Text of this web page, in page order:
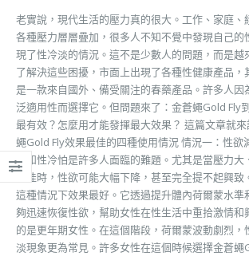
老實說，現代生活的壓力真的很大。工作、家庭
各種壓力層層疊加，很多人不知不覺中發現自己的
現了性冷淡的情況。這不是少數人的問題，而是越
了解決這些困擾，市面上出現了各種性健康產品，
是一款來自國外、備受關注的春藥產品。許多人因
泛適用性而選擇它。但問題來了：金蒼蠅Gold Fly
最有效？怎麼用才能發揮最大效果？ 這篇文章就
蠅Gold Fly效果最佳的四種使用情況 情況一：性欲
退和性冷怕是許多人面臨的難題。尤其是當壓力大
不佳時，性欲可能大幅下降，甚至完全提不起興
這種情況下效果最好。它透過提升體內荷爾蒙水準
夠迅速恢復性欲，幫助女性在性生活中重拾激情和
的是更年期女性。在這個階段，荷爾蒙波動劇烈，
淡現象更為常見。許多女性在這個時候選擇金蒼蠅